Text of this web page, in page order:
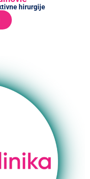
hirurgije